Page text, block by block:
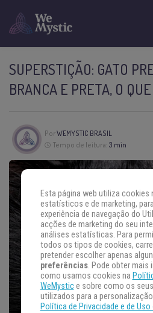
SUPERSTIÇÃO: GATO
BRANCA E PRETA, O
PorWEMYSTIC BRASIL
Tempo de leitura: 3 min
Esta página web utiliza cookies
estatísticos e de marketing,
experiência de navegação do
acções de marketing do seu
análises estatísticas. Para
todos os tipos de cookies,
pretender escolher apenas
preferências. Pode obter mais
como usamos cookies na
WeMystice sobre como os
utilizados para a
Política de Privacidade e de Uso